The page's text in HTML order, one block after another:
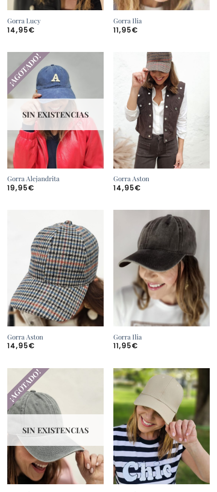
Gorra Lucy
14,95€
Gorra Ilia
11,95€
¡AGOTADO!
SIN EXISTENCIAS
Gorra Alejandrita
19,95€
Gorra Aston
14,95€
Gorra Aston
14,95€
Gorra Ilia
11,95€
¡AGOTADO!
SIN EXISTENCIAS